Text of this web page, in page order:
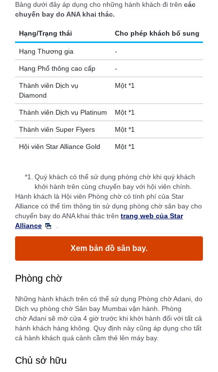
Bảng dưới đây áp dụng cho những hành khách đi trên các
chuyến bay do ANA khai thác.
Hạng/Trạng thái Cho phép khách bổ sung
Hạng Thương gia -
Hạng Phổ thông cao cấp -
Thành viên Dịch vụ
Diamond
Một *1
Thành viên Dịch vụ Platinum Một *1
Thành viên Super Flyers Một *1
Hội viên Star Alliance Gold Một *1
*1.
Quý khách có thể sử dụng phòng chờ khi quý khách
khởi hành trên cùng chuyến bay với hội viên chính.
Hành khách là Hội viên Phòng chờ có tính phí của Star
Alliance có thể tìm thông tin sử dụng phòng chờ sân bay cho
chuyến bay do ANA khai thác trên trang web của Star
Alliance
Xem bản đồ sân bay.
Phòng chờ
Những hành khách trên có thể sử dụng Phòng chờ Adani, do
Dịch vụ phòng chờ Sân bay Mumbai vận hành. Phòng
chờ Adani sẽ mở cửa 4 giờ trước khi khởi hành đối với tất cả
hành khách hàng không. Quy định này cũng áp dụng cho tất
cả hành khách quá cảnh cầm thẻ lên máy bay.
Chủ sở hữu